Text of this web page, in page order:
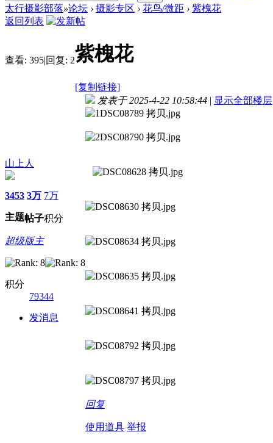
太行摄影部落»论坛 › 摄影专区 › 花鸟/微距 › 紫槐花
返回列表
查看: 395|回复: 2紫槐花
[复制链接]
山上人
3453
主题
3万
帖子
7万
积分
超级版主
积分
79344
发消息
发表于 2025-4-22 10:58:44 | 显示全部楼层
回复
使用道具 举报